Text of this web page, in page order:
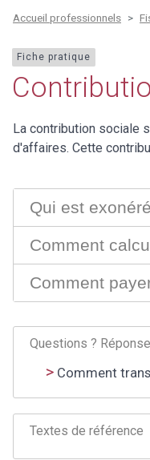
Accueil professionnels
Fiche pratique
La contribution sociale
d'affaires. Cette
Qui est
Comment
Comment
Questions ?
Comment
Textes de référence